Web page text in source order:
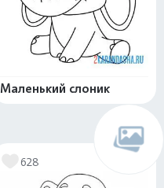
Маленький слоник
628